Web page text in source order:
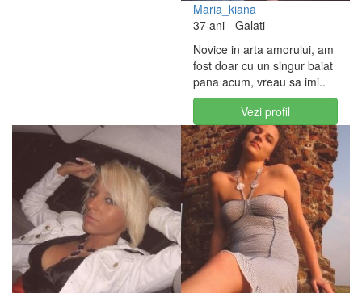
Maria_kiana
37 ani - Galati
Novice in arta amorului, am
fost doar cu un singur baiat
pana acum, vreau sa imi..
Vezi profil